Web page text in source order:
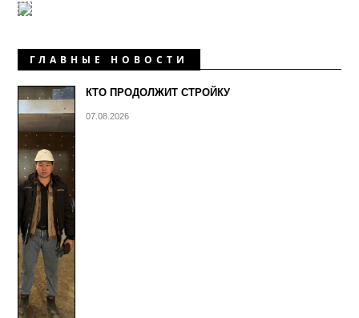
ГЛАВНЫЕ НОВОСТИ
КТО ПРОДОЛЖИТ СТРОЙКУ
07.08.2026